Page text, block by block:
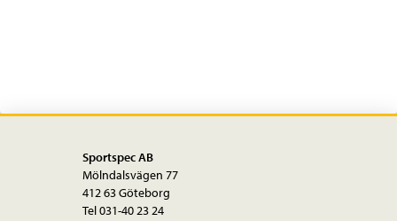
Sportspec AB
Mölndalsvägen 77
412 63 Göteborg
Tel 031-40 23 24